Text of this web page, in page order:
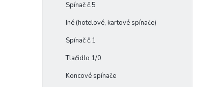
Spínač č.5
Iné (hotelové, kartové spínače)
Spínač č.1
Tlačidlo 1/0
Koncové spínače